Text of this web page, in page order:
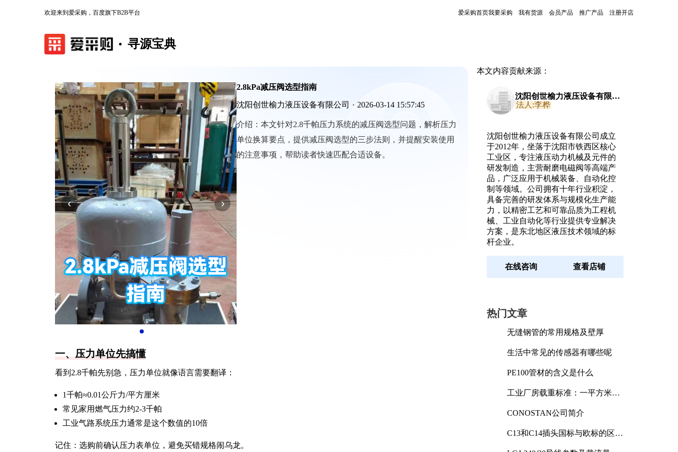
欢迎来到爱采购，百度旗下B2B平台 爱采购首页我要采购 我有货源 会员产品 推广产品 注册开店
寻源宝典
‹ ›
2.8kPa减压阀选型指南
沈阳创世榆力液压设备有限公司 · 2026-03-14 15:57:45
介绍： 本文针对2.8千帕压力系统的减压阀选型问题，解析压力
单位换算要点，提供减压阀选型的三步法则，并提醒安装使用
的注意事项，帮助读者快速匹配合适设备。
一、压力单位先搞懂
看到2.8千帕先别急，压力单位就像语言需要翻译：
1千帕≈0.01公斤力/平方厘米
常见家用燃气压力约2-3千帕
工业气路系统压力通常是这个数值的10倍
记住：选购前确认压力表单位，避免买错规格闹乌龙。
本文内容贡献来源：
沈阳创世榆力液压设备有限公
司
法人:李桦
沈阳创世榆力液压设备有限公司成立
于2012年，坐落于沈阳市铁西区核心
工业区，专注液压动力机械及元件的
研发制造，主营耐磨电磁阀等高端产
品，广泛应用于机械装备、自动化控
制等领域。公司拥有十年行业积淀，
具备完善的研发体系与规模化生产能
力，以精密工艺和可靠品质为工程机
械、工业自动化等行业提供专业解决
方案，是东北地区液压技术领域的标
杆企业。
在线咨询 查看店铺
热门文章
无缝钢管的常用规格及壁厚
生活中常见的传感器有哪些呢
PE100管材的含义是什么
工业厂房载重标准：一平方米能
CONOSTAN公司简介
C13和C14插头国标与欧标的区别